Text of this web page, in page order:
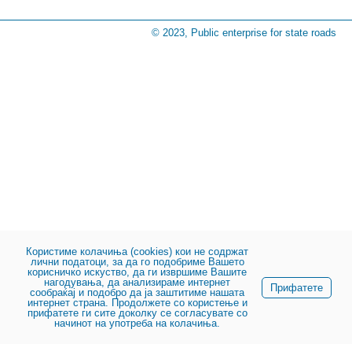
© 2023, Public enterprise for state roads
Користиме колачиња (cookies) кои не содржат
лични податоци, за да го подобриме Вашето
корисничко искуство, да ги извршиме Вашите
нагодувања, да анализираме интернет
сообраќај и подобро да ја заштитиме нашата
интернет страна. Продолжете со користење и
прифатете ги сите доколку се согласувате со
начинот на употреба на колачиња.
Прифатете